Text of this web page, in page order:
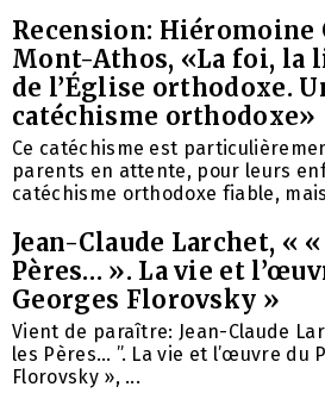
Recension: Hiéromoine
Mont-Athos, «La foi, la
de l’Église orthodoxe.
catéchisme orthodoxe»
Ce catéchisme est
parents en attente, pour leurs
catéchisme orthodoxe fiable,
Jean-Claude Larchet, «
Pères… ». La vie et
Georges Florovsky »
Vient de paraître: Jean-Claude
les Pères… ”. La vie et l’œuvre du
Florovsky », ...